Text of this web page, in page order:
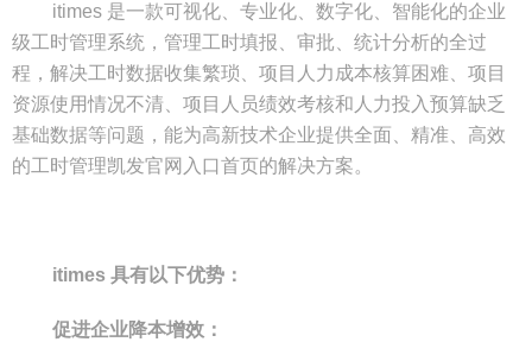
itimes 是一款可视化、专业化、数字化、智能化的企业
级工时管理系统，管理工时填报、审批、统计分析的全过
程，解决工时数据收集繁琐、项目人力成本核算困难、项目
资源使用情况不清、项目人员绩效考核和人力投入预算缺乏
基础数据等问题，能为高新技术企业提供全面、精准、高效
的工时管理凯发官网入口首页的解决方案。
itimes 具有以下优势：
促进企业降本增效：